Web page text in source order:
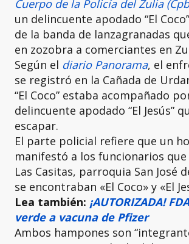
Cuerpo de la Policía del Zulia
un delincuente apodado “El
de la banda de lanzagranadas
en zozobra a comerciantes en
Según el diario Panorama, el
se registró en la Cañada de
“El Coco” estaba acompañado
delincuente apodado “El Jesús”
escapar.
El parte policial refiere que un
manifestó a los funcionarios
Las Casitas, parroquia San José
se encontraban «El Coco» y «El
Lea también: ¡AUTORIZADA!
verde a vacuna de Pfizer
Ambos hampones son